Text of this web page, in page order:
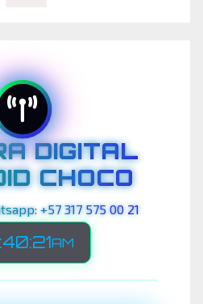
DIGITAL
CHOCO
+57 317 575 00 21
AM